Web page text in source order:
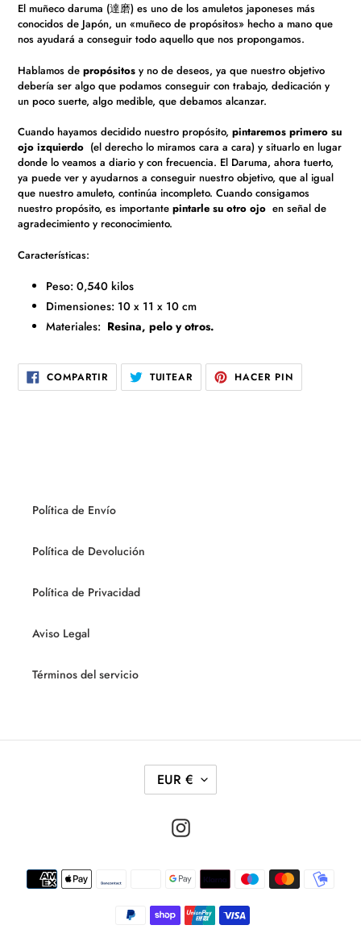
El muñeco daruma (達磨) es uno de los amuletos japoneses más
conocidos de Japón, un «muñeco de propósitos» hecho a mano que
nos ayudará a conseguir todo aquello que nos propongamos.
Hablamos de propósitos y no de deseos, ya que nuestro objetivo
debería ser algo que podamos conseguir con trabajo, dedicación y
un poco suerte, algo medible, que debamos alcanzar.
Cuando hayamos decidido nuestro propósito, pintaremos primero su
ojo izquierdo (el derecho lo miramos cara a cara) y situarlo en lugar
donde lo veamos a diario y con frecuencia. El Daruma, ahora tuerto,
ya puede ver y ayudarnos a conseguir nuestro objetivo, que al igual
que nuestro amuleto, continúa incompleto. Cuando consigamos
nuestro propósito, es importante pintarle su otro ojo en señal de
agradecimiento y reconocimiento.
Características:
Peso: 0,540 kilos
Dimensiones: 10 x 11 x 10 cm
Materiales: Resina, pelo y otros.
COMPARTIRCOMPARTIR
EN
FACEBOOK
TUITEAR TUITEAR
EN
TWITTER
HACER PINPINEAR
EN
PINTEREST
Política de Envío
Política de Devolución
Política de Privacidad
Aviso Legal
Términos del servicio
M
O
EUR €
Instagram
Métodos
de
pago